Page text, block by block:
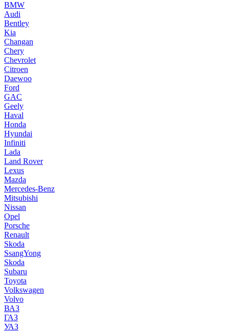
BMW
Audi
Bentley
Kia
Changan
Chery
Chevrolet
Citroen
Daewoo
Ford
GAC
Geely
Haval
Honda
Hyundai
Infiniti
Lada
Land Rover
Lexus
Mazda
Mercedes-Benz
Mitsubishi
Nissan
Opel
Porsche
Renault
Skoda
SsangYong
Skoda
Subaru
Toyota
Volkswagen
Volvo
ВАЗ
ГАЗ
УАЗ